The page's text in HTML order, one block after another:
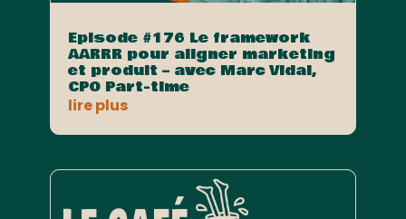
Episode #176 Le framework
AARRR pour aligner marketing
et produit – avec Marc Vidal,
CPO Part-time
lire plus